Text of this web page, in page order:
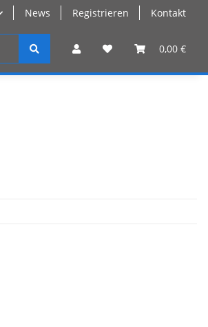
News Registrieren Kontakt
0,00 €